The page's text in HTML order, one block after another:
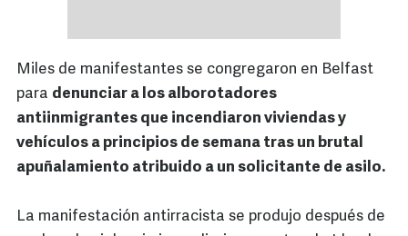
Miles de manifestantes se congregaron en Belfast
para denunciar a los alborotadores
antiinmigrantes que incendiaron viviendas y
vehículos a principios de semana tras un brutal
apuñalamiento atribuido a un solicitante de asilo.
La manifestación antirracista se produjo después de